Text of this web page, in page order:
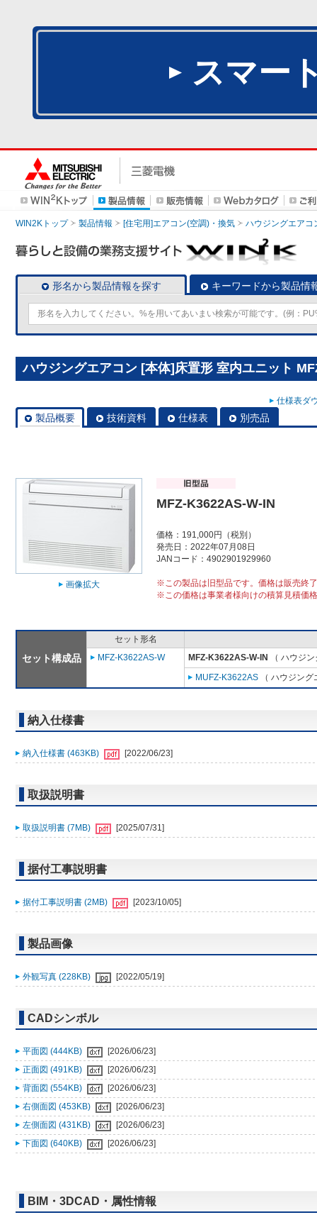
スマー
WIN2Kトップ 製品情報 [住宅用]エアコン(空調)・換気 ハウジングエアコ
形名から製品情報を探す キーワードから製品情
ハウジングエアコン [本体]床置形 室内ユニット
仕様表ダ
製品概要 技術資料 仕様表 別売品
画像拡大
MFZ-K3622AS-W-IN
価格：191,000円（税別）
発売日：2022年07月08日
JANコード：4902901929960
※この製品は旧型品です。価格は販売終
※この価格は事業者様向けの積算見積価
セット構成品
セット形名
MFZ-K3622AS-W
MFZ-K3622AS-W-IN
（ ハウジ
MUFZ-K3622AS （ ハウジン
納入仕様書
納入仕様書 (463KB) [2022/06/23]
取扱説明書
取扱説明書 (7MB) [2025/07/31]
据付工事説明書
据付工事説明書 (2MB) [2023/10/05]
製品画像
外観写真 (228KB) [2022/05/19]
CADシンボル
平面図 (444KB)
[2026/06/23]
正面図 (491KB)
[2026/06/23]
背面図 (554KB)
[2026/06/23]
右側面図 (453KB)
[2026/06/23]
左側面図 (431KB)
[2026/06/23]
下面図 (640KB)
[2026/06/23]
BIM・3DCAD・属性情報